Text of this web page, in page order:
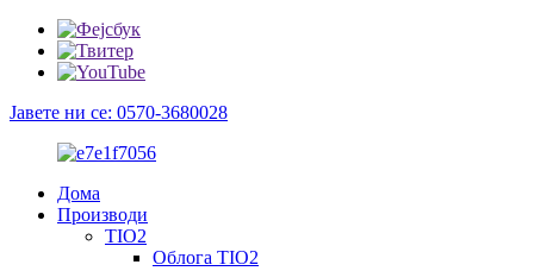
Јавете ни се: 0570-3680028
Дома
Производи
TIO2
Облога TIO2